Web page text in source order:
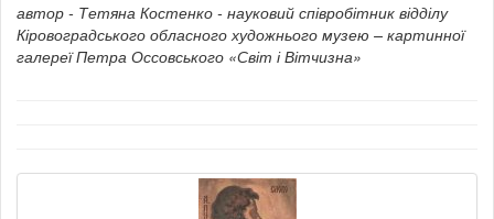
автор - Тетяна Костенко - науковий співробітник відділу
Кіровоградського обласного художнього музею – картинної
галереї Петра Оссовського «Світ і Вітчизна»